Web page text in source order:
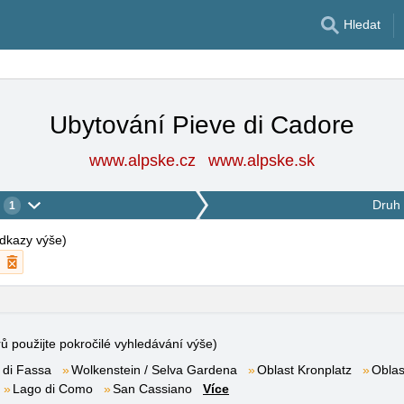
Hledat
Ubytování Pieve di Cadore
www.alpske.cz www.alpske.sk
1 Druh
výše)
použijte pokročilé vyhledávání výše)
Fassa
Wolkenstein / Selva Gardena Oblast Kronplatz
Lago di Como
San Cassiano Více